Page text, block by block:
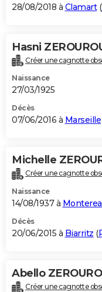
28/08/2018 à Clamart(
Hasni
Créer une cagnotte
Naissance
27/03/1925
Décès
07/06/2016 à Marseille
Michelle
Créer une cagnotte
Naissance
14/08/1937 à
Décès
20/06/2015 à Biarritz (
Abello
Créer une cagnotte